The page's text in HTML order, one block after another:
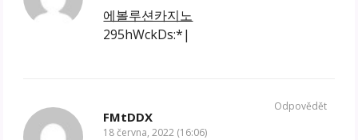
에볼루션카지노
295hWckDs:*|
FMtDDX
18 června, 2022 (16:06)
Odpovědět